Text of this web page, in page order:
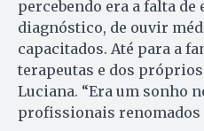
percebendo era a falta
diagnóstico, de ouvir
capacitados. Até para a
terapeutas e dos
Luciana. “Era um sonho
profissionais renomados